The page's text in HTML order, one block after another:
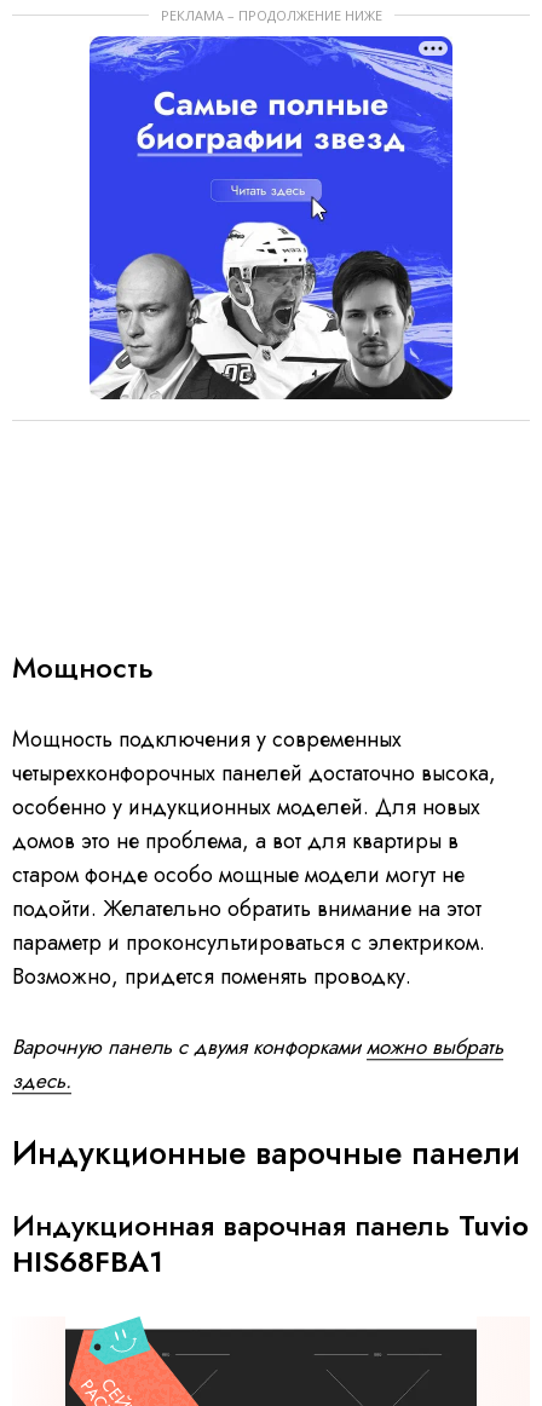
РЕКЛАМА – ПРОДОЛЖЕНИЕ НИЖЕ
Мощность
Мощность подключения у современных
четырехконфорочных панелей достаточно высока,
особенно у индукционных моделей. Для новых
домов это не проблема, а вот для квартиры в
старом фонде особо мощные модели могут не
подойти. Желательно обратить внимание на этот
параметр и проконсультироваться с электриком.
Возможно, придется поменять проводку.
Варочную панель с двумя конфоркамиможно выбрать
здесь.
Индукционные варочные панели
Индукционная варочная панель Tuvio
HIS68FBA1